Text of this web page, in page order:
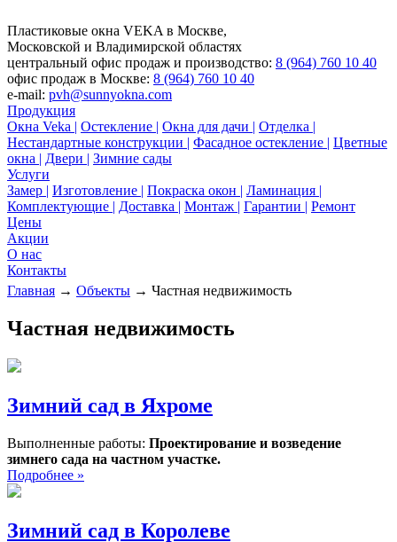
Пластиковые окна VEKA в Москве,
Московской и Владимирской областях
центральный офис продаж и производство: 8 (964) 760 10 40
офис продаж в Москве: 8 (964) 760 10 40
e-mail: pvh@sunnyokna.com
Продукция
Окна Veka | Остекление | Окна для дачи | Отделка |
Нестандартные конструкции | Фасадное остекление | Цветные
окна | Двери | Зимние сады
Услуги
Замер | Изготовление | Покраска окон | Ламинация |
Комплектующие | Доставка | Монтаж | Гарантии | Ремонт
Цены
Акции
О нас
Контакты
Главная → Объекты → Частная недвижимость
Частная недвижимость
Зимний сад в Яхроме
Выполненные работы: Проектирование и возведение
зимнего сада на частном участке.
Подробнее »
Зимний сад в Королеве